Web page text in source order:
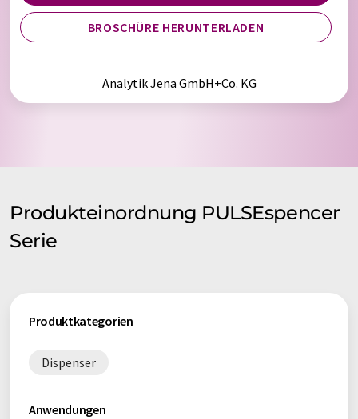
BROSCHÜRE HERUNTERLADEN
Analytik Jena GmbH+Co. KG
Produkteinordnung PULSEspencer
Serie
Produktkategorien
Dispenser
Anwendungen